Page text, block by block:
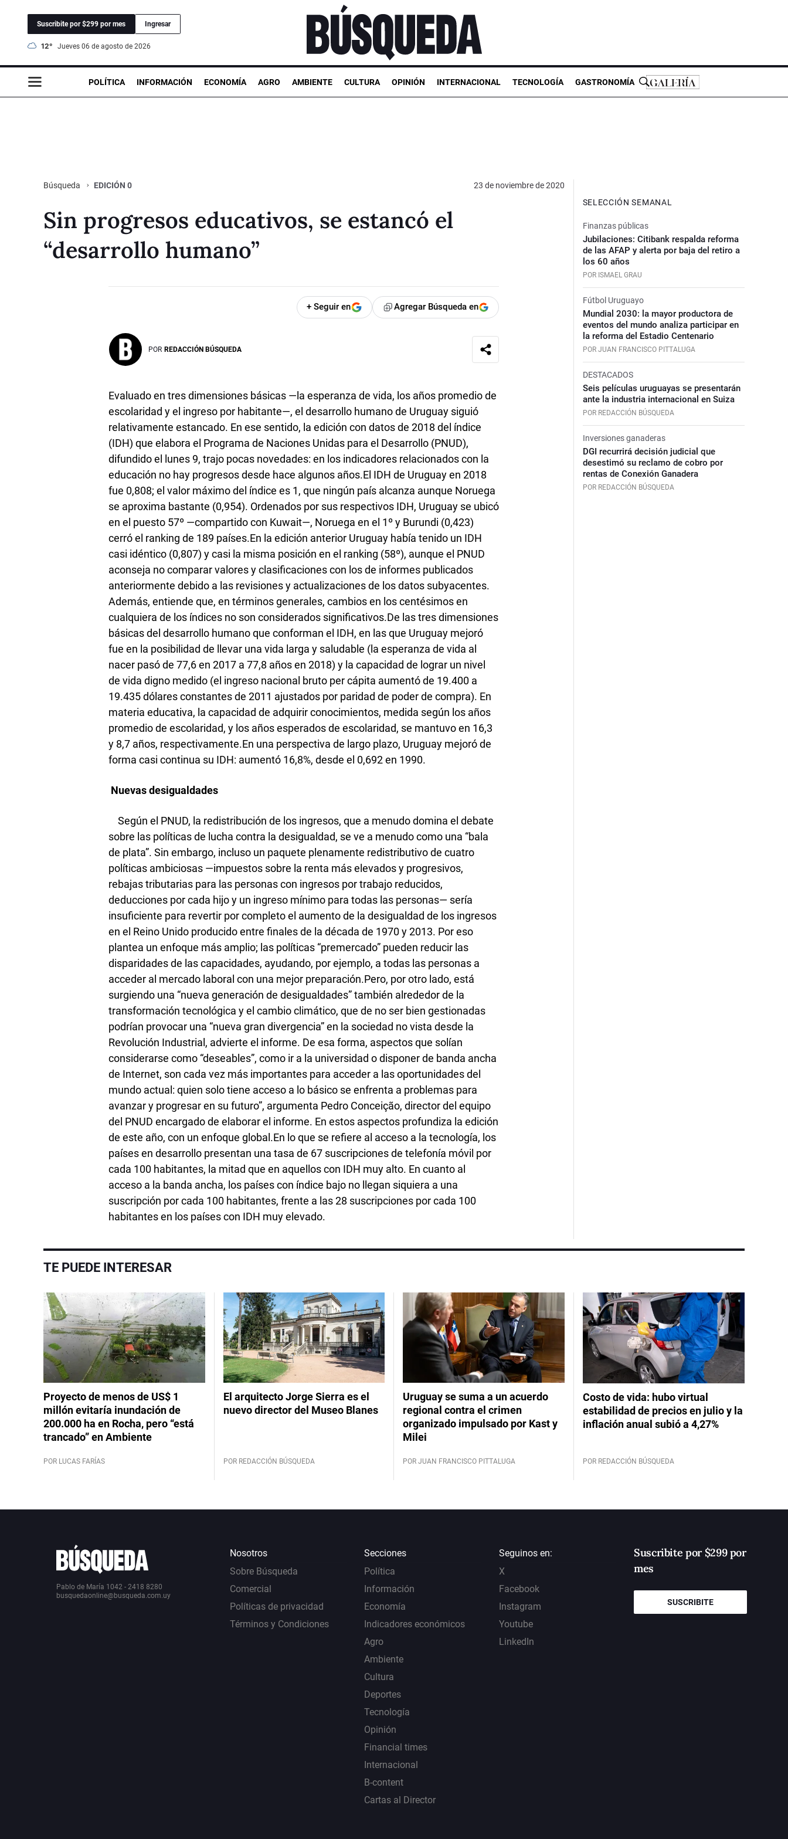
Suscribite por $299 por mes Ingresar
12° jueves 06 de agosto de 2026
POLÍTICA INFORMACIÓN ECONOMÍA AGRO AMBIENTE CULTURA OPINIÓN INTERNACIONAL TECNOLOGÍA GASTRONOMÍA
Búsqueda EDICIÓN 0 23 de noviembre de 2020
Sin progresos educativos, se estancó el
“desarrollo humano”
+ Seguir en Agregar Búsqueda en
POR REDACCIÓN BÚSQUEDA
Evaluado en tres dimensiones básicas —la esperanza de vida, los años promedio de
escolaridad y el ingreso por habitante—, el desarrollo humano de Uruguay siguió
relativamente estancado. En ese sentido, la edición con datos de 2018 del índice
(IDH) que elabora el Programa de Naciones Unidas para el Desarrollo (PNUD),
difundido el lunes 9, trajo pocas novedades: en los indicadores relacionados con la
educación no hay progresos desde hace algunos años.El IDH de Uruguay en 2018
fue 0,808; el valor máximo del índice es 1, que ningún país alcanza aunque Noruega
se aproxima bastante (0,954). Ordenados por sus respectivos IDH, Uruguay se ubicó
en el puesto 57º —compartido con Kuwait—, Noruega en el 1º y Burundi (0,423)
cerró el ranking de 189 países.En la edición anterior Uruguay había tenido un IDH
casi idéntico (0,807) y casi la misma posición en el ranking (58º), aunque el PNUD
aconseja no comparar valores y clasificaciones con los de informes publicados
anteriormente debido a las revisiones y actualizaciones de los datos subyacentes.
Además, entiende que, en términos generales, cambios en los centésimos en
cualquiera de los índices no son considerados significativos.De las tres dimensiones
básicas del desarrollo humano que conforman el IDH, en las que Uruguay mejoró
fue en la posibilidad de llevar una vida larga y saludable (la esperanza de vida al
nacer pasó de 77,6 en 2017 a 77,8 años en 2018) y la capacidad de lograr un nivel
de vida digno medido (el ingreso nacional bruto per cápita aumentó de 19.400 a
19.435 dólares constantes de 2011 ajustados por paridad de poder de compra). En
materia educativa, la capacidad de adquirir conocimientos, medida según los años
promedio de escolaridad, y los años esperados de escolaridad, se mantuvo en 16,3
y 8,7 años, respectivamente.En una perspectiva de largo plazo, Uruguay mejoró de
forma casi continua su IDH: aumentó 16,8%, desde el 0,692 en 1990.
Nuevas desigualdades
Según el PNUD, la redistribución de los ingresos, que a menudo domina el debate
sobre las políticas de lucha contra la desigualdad, se ve a menudo como una “bala
de plata”. Sin embargo, incluso un paquete plenamente redistributivo de cuatro
políticas ambiciosas —impuestos sobre la renta más elevados y progresivos,
rebajas tributarias para las personas con ingresos por trabajo reducidos,
deducciones por cada hijo y un ingreso mínimo para todas las personas— sería
insuficiente para revertir por completo el aumento de la desigualdad de los ingresos
en el Reino Unido producido entre finales de la década de 1970 y 2013. Por eso
plantea un enfoque más amplio; las políticas “premercado” pueden reducir las
disparidades de las capacidades, ayudando, por ejemplo, a todas las personas a
acceder al mercado laboral con una mejor preparación.Pero, por otro lado, está
surgiendo una “nueva generación de desigualdades” también alrededor de la
transformación tecnológica y el cambio climático, que de no ser bien gestionadas
podrían provocar una “nueva gran divergencia” en la sociedad no vista desde la
Revolución Industrial, advierte el informe. De esa forma, aspectos que solían
considerarse como “deseables”, como ir a la universidad o disponer de banda ancha
de Internet, son cada vez más importantes para acceder a las oportunidades del
mundo actual: quien solo tiene acceso a lo básico se enfrenta a problemas para
avanzar y progresar en su futuro”, argumenta Pedro Conceição, director del equipo
del PNUD encargado de elaborar el informe. En estos aspectos profundiza la edición
de este año, con un enfoque global.En lo que se refiere al acceso a la tecnología, los
países en desarrollo presentan una tasa de 67 suscripciones de telefonía móvil por
cada 100 habitantes, la mitad que en aquellos con IDH muy alto. En cuanto al
acceso a la banda ancha, los países con índice bajo no llegan siquiera a una
suscripción por cada 100 habitantes, frente a las 28 suscripciones por cada 100
habitantes en los países con IDH muy elevado.
SELECCIÓN SEMANAL
Finanzas públicas
Jubilaciones: Citibank respalda reforma
de las AFAP y alerta por baja del retiro a
los 60 años
POR ISMAEL GRAU
Fútbol Uruguayo
Mundial 2030: la mayor productora de
eventos del mundo analiza participar en
la reforma del Estadio Centenario
POR JUAN FRANCISCO PITTALUGA
DESTACADOS
Seis películas uruguayas se presentarán
ante la industria internacional en Suiza
POR REDACCIÓN BÚSQUEDA
Inversiones ganaderas
DGI recurrirá decisión judicial que
desestimó su reclamo de cobro por
rentas de Conexión Ganadera
POR REDACCIÓN BÚSQUEDA
TE PUEDE INTERESAR
Proyecto de menos de US$ 1
millón evitaría inundación de
200.000 ha en Rocha, pero “está
trancado” en Ambiente
POR LUCAS FARÍAS
El arquitecto Jorge Sierra es el
nuevo director del Museo Blanes
POR REDACCIÓN BÚSQUEDA
Uruguay se suma a un acuerdo
regional contra el crimen
organizado impulsado por Kast y
Milei
POR JUAN FRANCISCO PITTALUGA
Costo de vida: hubo virtual
estabilidad de precios en julio y la
inflación anual subió a 4,27%
POR REDACCIÓN BÚSQUEDA
Pablo de María 1042 - 2418 8280
busquedaonline@busqueda.com.uy
Nosotros
Sobre Búsqueda
Comercial
Políticas de privacidad
Términos y Condiciones
Secciones
Política
Información
Economía
Indicadores económicos
Agro
Ambiente
Cultura
Deportes
Tecnología
Opinión
Financial times
Internacional
B-content
Cartas al Director
Seguinos en:
X
Facebook
Instagram
Youtube
LinkedIn
Suscribite por $299 por
mes
SUSCRIBITE